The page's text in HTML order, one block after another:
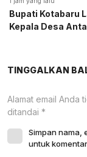
Bupati Kotabaru
Kepala Desa
TINGGALKAN
Alamat email Anda
ditandai *
Simpan nama,
untuk